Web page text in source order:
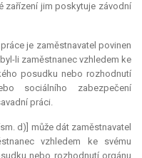
zařízení jim poskytuje závodní
je zaměstnavatel povinen
li zaměstnanec vzhledem ke
posudku nebo rozhodnutí
sociálního zabezpečení
práci.
d)] může dát zaměstnavatel
vzhledem ke svému
nebo rozhodnutí orgánu